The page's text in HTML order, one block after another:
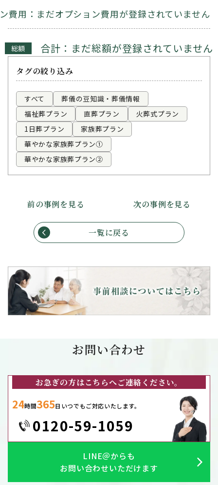
費用：まだオプション費用が登録されていません
総額 合計：まだ総額が登録されていません
タグの絞り込み
すべて
葬儀の豆知識・葬儀情報
福祉葬プラン
直葬プラン
火葬式プラン
1日葬プラン
家族葬プラン
華やかな家族葬プラン①
華やかな家族葬プラン②
前の事例を見る
一覧に戻る
次の事例を見る
お問い合わせ
お急ぎの方はこちらへご連絡ください。
24時間365日いつでもご対応いたします。
0120-59-1059
LINE＠からも
お問い合わせいただけます